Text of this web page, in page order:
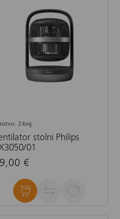
24mj.
stolni Philips
01
€